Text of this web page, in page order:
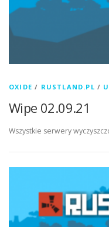
OXIDE / RUSTLAND.PL /
Wipe 02.09.21
Wszystkie serwery